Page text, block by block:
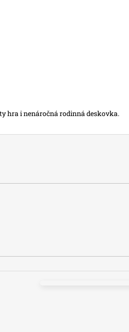
hra i nenáročná rodinná deskovka.